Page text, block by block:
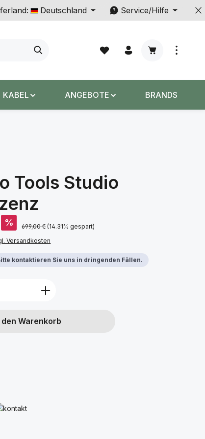
Deutschland Service/Hilfe
Warenkorb
KABEL ANGEBOTE BRANDS
Tools Studio
% Regulärer Preis:
699,00 € (14.31% gespart)
Versandkosten
kontaktieren Sie uns in dringenden Fällen.
Gib den gewünschten Wert
den Warenkorb
erfahren